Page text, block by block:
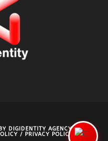
DIGIDENTITY AGENCY- P.IVA
/ PRIVACY POLICY